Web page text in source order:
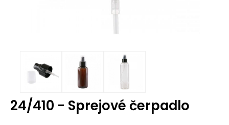
24/410 - Sprejové čerpadlo